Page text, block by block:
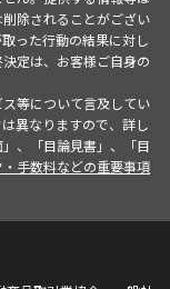
除されることがござい
った行動の結果に対し
定は、お客様ご自身の
等について言及してい
異なりますので、詳し
、「目論見書」、「目
・手数料などの重要事項